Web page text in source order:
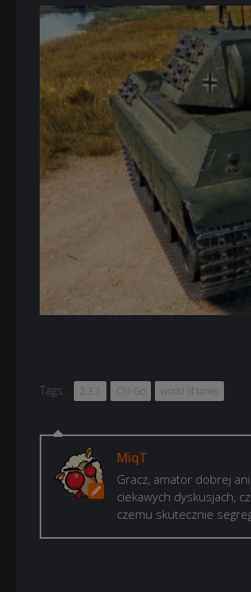
Tags: 2.3.1 Chi-Go world of tanks
MiqT
Gracz, amator dobrej
ciekawych dyskusjach,
czemu skutecznie